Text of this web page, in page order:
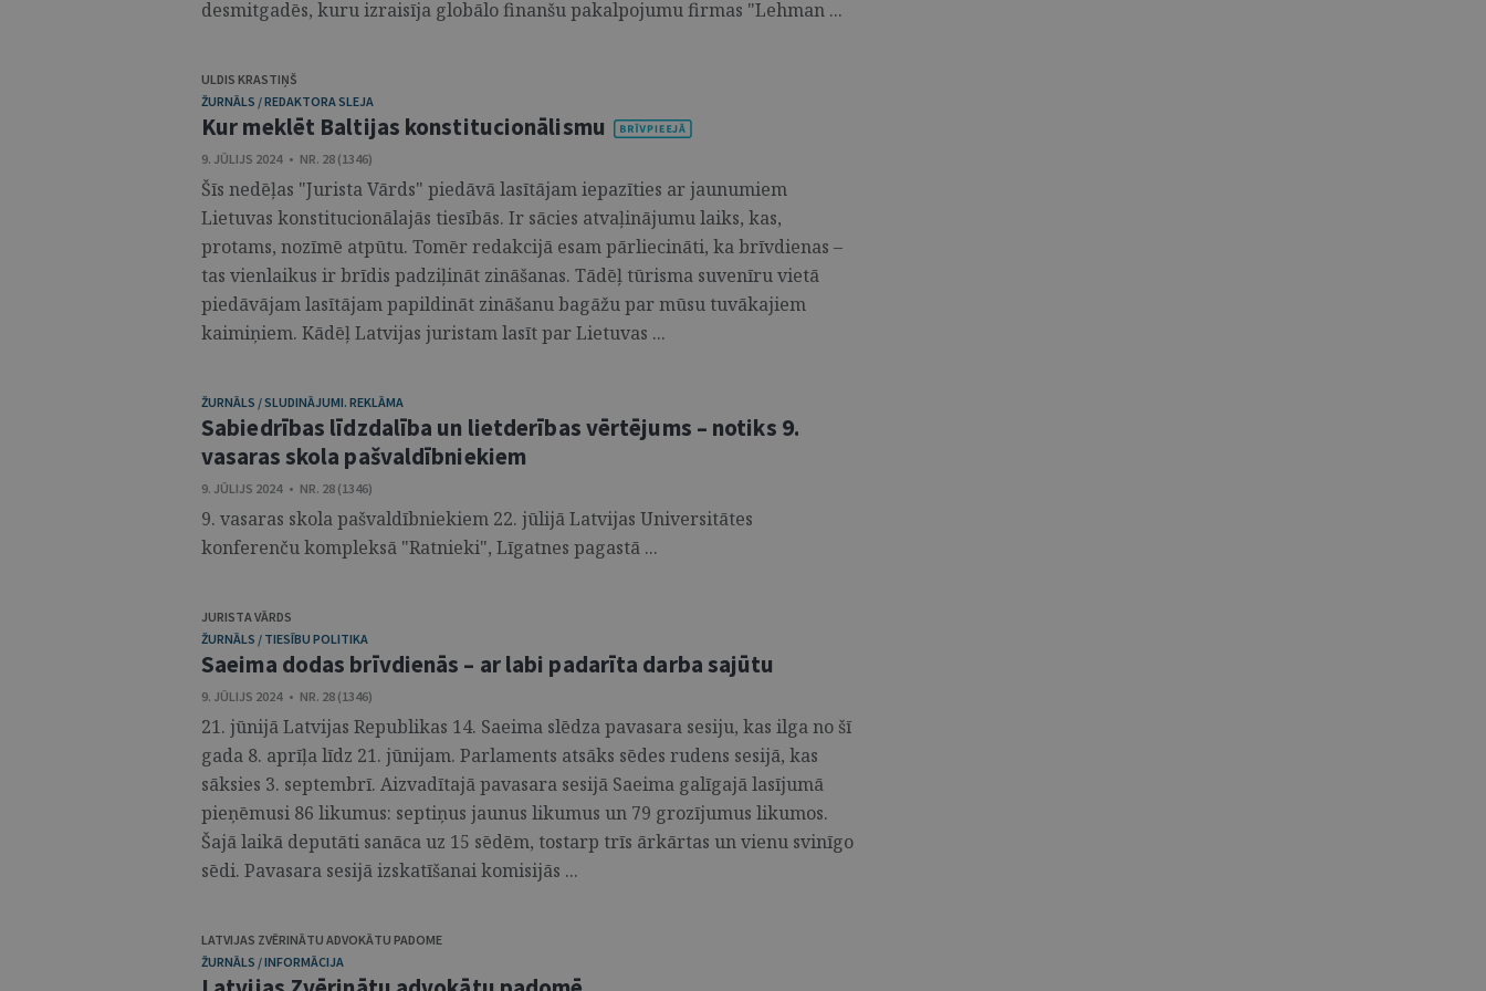
desmitgadēs, kuru izraisīja globālo finanšu pakalpojumu firmas "Lehman ...
ULDIS KRASTIŅŠ
ŽURNĀLS / REDAKTORA SLEJA
Kur meklēt Baltijas konstitucionālismu
9. JŪLIJS 2024 • NR. 28 (1346)
Šīs nedēļas "Jurista Vārds" piedāvā lasītājam iepazīties ar jaunumiem
Lietuvas konstitucionālajās tiesībās. Ir sācies atvaļinājumu laiks, kas,
protams, nozīmē atpūtu. Tomēr redakcijā esam pārliecināti, ka brīvdienas –
tas vienlaikus ir brīdis padziļināt zināšanas. Tādēļ tūrisma suvenīru vietā
piedāvājam lasītājam papildināt zināšanu bagāžu par mūsu tuvākajiem
kaimiņiem. Kādēļ Latvijas juristam lasīt par Lietuvas ...
ŽURNĀLS / SLUDINĀJUMI. REKLĀMA
Sabiedrības līdzdalība un lietderības vērtējums – notiks 9.
vasaras skola pašvaldībniekiem
9. JŪLIJS 2024 • NR. 28 (1346)
9. vasaras skola pašvaldībniekiem 22. jūlijā Latvijas Universitātes
konferenču kompleksā "Ratnieki", Līgatnes pagastā ...
JURISTA VĀRDS
ŽURNĀLS / TIESĪBU POLITIKA
Saeima dodas brīvdienās – ar labi padarīta darba sajūtu
9. JŪLIJS 2024 • NR. 28 (1346)
21. jūnijā Latvijas Republikas 14. Saeima slēdza pavasara sesiju, kas ilga no šī
gada 8. aprīļa līdz 21. jūnijam. Parlaments atsāks sēdes rudens sesijā, kas
sāksies 3. septembrī. Aizvadītajā pavasara sesijā Saeima galīgajā lasījumā
pieņēmusi 86 likumus: septiņus jaunus likumus un 79 grozījumus likumos.
Šajā laikā deputāti sanāca uz 15 sēdēm, tostarp trīs ārkārtas un vienu svinīgo
sēdi. Pavasara sesijā izskatīšanai komisijās ...
LATVIJAS ZVĒRINĀTU ADVOKĀTU PADOME
ŽURNĀLS / INFORMĀCIJA